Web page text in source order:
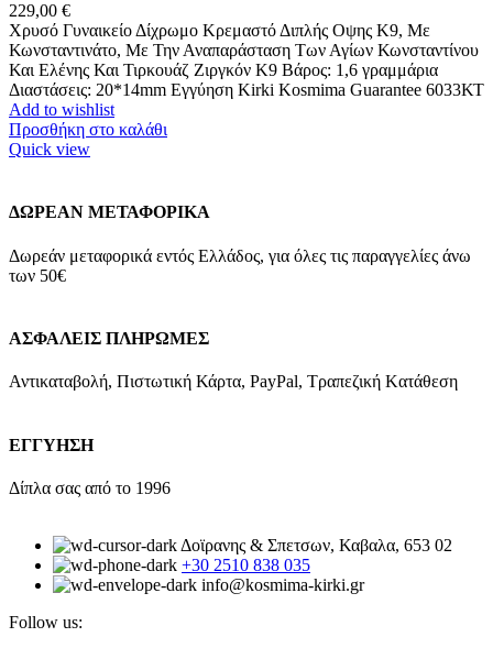
229,00 €
Χρυσό Γυναικείο Δίχρωμο Κρεμαστό Διπλής Οψης K9, Με
Κωνσταντινάτο, Με Την Αναπαράσταση Των Αγίων Κωνσταντίνου
Και Ελένης Και Τιρκουάζ Ζιργκόν Κ9 Βάρος: 1,6 γραμμάρια
Διαστάσεις: 20*14mm Εγγύηση Kirki Kosmima Guarantee 6033ΚΤ
Add to wishlist
Προσθήκη στο καλάθι
Quick view
ΔΩΡΕΑΝ ΜΕΤΑΦΟΡΙΚΑ
Δωρεάν μεταφορικά εντός Ελλάδος, για όλες τις παραγγελίες άνω
των 50€
ΑΣΦΑΛΕΙΣ ΠΛΗΡΩΜΕΣ
Αντικαταβολή, Πιστωτική Κάρτα, PayPal, Τραπεζική Kατάθεση
ΕΓΓΥΗΣΗ
Δίπλα σας από το 1996
Δοϊρανης & Σπετσων, Καβαλα, 653 02
+30 2510 838 035
info@kosmima-kirki.gr
Follow us: